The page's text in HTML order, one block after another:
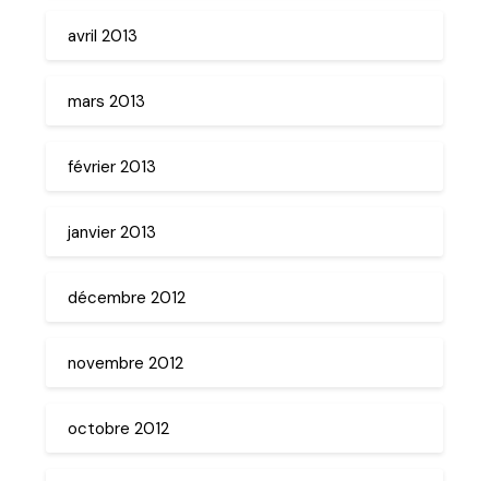
avril 2013
mars 2013
février 2013
janvier 2013
décembre 2012
novembre 2012
octobre 2012